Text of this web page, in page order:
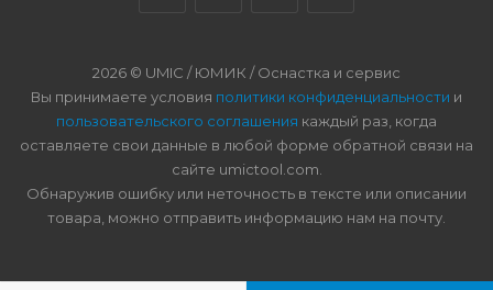
2026 © UMIC / ЮМИК / Оснастка и сервис
Вы принимаете условия политики конфиденциальности и
пользовательского соглашения каждый раз, когда
оставляете свои данные в любой форме обратной связи на
сайте umictool.com.
Обнаружив ошибку или неточность в тексте или описании
товара, можно отправить информацию нам на почту.